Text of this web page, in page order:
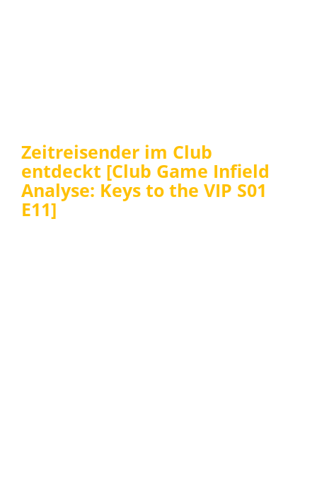
Zeitreisender im Club
entdeckt [Club Game Infield
Analyse: Keys to the VIP S01
E11]